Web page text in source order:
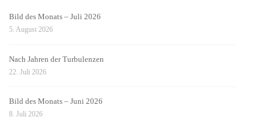
Bild des Monats – Juli 2026
5. August 2026
Nach Jahren der Turbulenzen
22. Juli 2026
Bild des Monats – Juni 2026
8. Juli 2026